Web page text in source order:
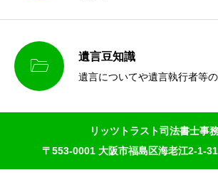
 遺言豆知識
遺言についてや遺言執行者等
リッツトラスト司法書士事
〒553-0001 大阪市福島区海老江2-1-